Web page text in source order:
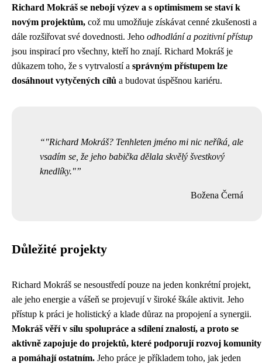
Richard Mokráš se nebojí výzev a s optimismem se staví k
novým projektům, což mu umožňuje získávat cenné zkušenosti a
dále rozšiřovat své dovednosti. Jeho odhodlání a pozitivní přístup
jsou inspirací pro všechny, kteří ho znají. Richard Mokráš je
důkazem toho, že s vytrvalostí a správným přístupem lze
dosáhnout vytyčených cílů a budovat úspěšnou kariéru.
"Richard Mokráš? Tenhleten jméno mi nic neříká, ale
vsadím se, že jeho babička dělala skvělý švestkový
knedlíky."
Božena Černá
Důležité projekty
Richard Mokráš se nesoustředí pouze na jeden konkrétní projekt,
ale jeho energie a vášeň se projevují v široké škále aktivit. Jeho
přístup k práci je holistický a klade důraz na propojení a synergii.
Mokráš věří v sílu spolupráce a sdílení znalostí, a proto se
aktivně zapojuje do projektů, které podporují rozvoj komunity
a pomáhají ostatním. Jeho práce je příkladem toho, jak jeden